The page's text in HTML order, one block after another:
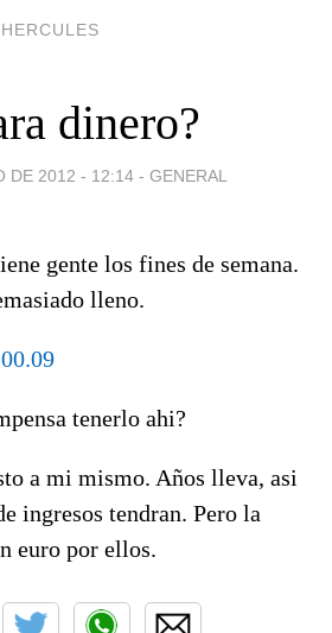
dinero?
DE 2012 - 12:14 - GENERAL
gente los fines de semana.
lleno.
tenerlo ahi?
a mi mismo. Años lleva, asi
ingresos tendran. Pero la
euro por ellos.